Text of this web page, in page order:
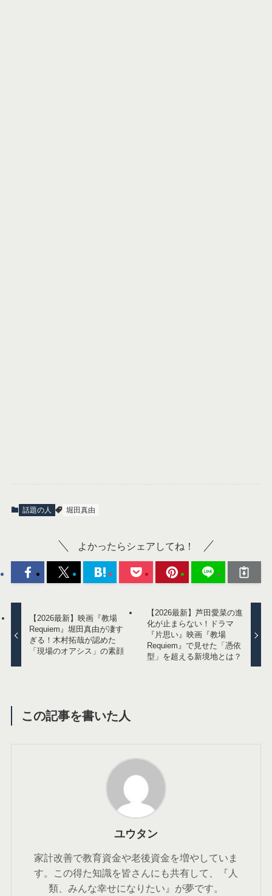
話題の人 堀田真由
よかったらシェアしてね！
【2026最新】映画『教場
Requiem』堀田真由が凄す
ぎる！木村拓哉が認めた
「現場のオアシス」の素顔
【2026最新】芦田愛菜の進
化が止まらない！ドラマ
『片思い』映画『教場
Requiem』で見せた「憑依
型」を超える新境地とは？
この記事を書いた人
ユウタン
家計改善で教育資金や老後資金を増やしていま
す。この得た知識を皆さんにも共有して、『人
類、みんな幸せになりたい』が夢です。